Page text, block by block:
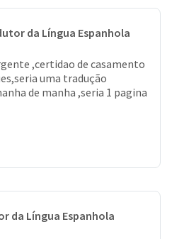
da Língua Espanhola
,certidao de casamento
uma tradução
de manha ,seria 1 pagina
da Língua Espanhola